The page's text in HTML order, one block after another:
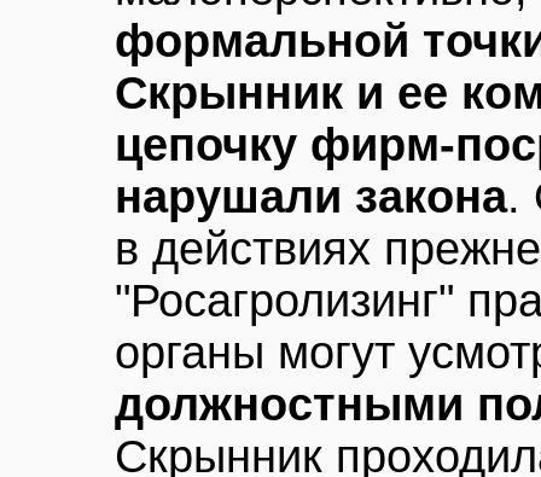
формальной
Скрынник и ее
цепочку фирм-
нарушали закона.
в действиях
"Росагролизинг"
органы могут
должностными
Скрынник